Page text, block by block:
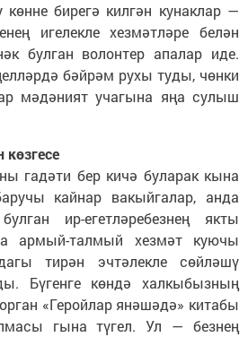
бирегә килгән кунаклар —
игелекле хезмәтләре белән
булган волонтер апалар иде.
бәйрәм рухы туды, чөнки
мәдәният учагына яңа сулыш
көзгесе
гадәти бер кичә буларак кына
кайнар вакыйгалар, анда
ир-егетләребезнең якты
армый-талмый хезмәт куючы
тирән эчтәлекле сөйләшү
Бүгенге көндә халкыбызның
«Геройлар янәшәдә» китабы
гына түгел. Ул — безнең